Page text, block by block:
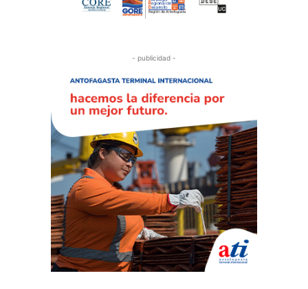
- publicidad -